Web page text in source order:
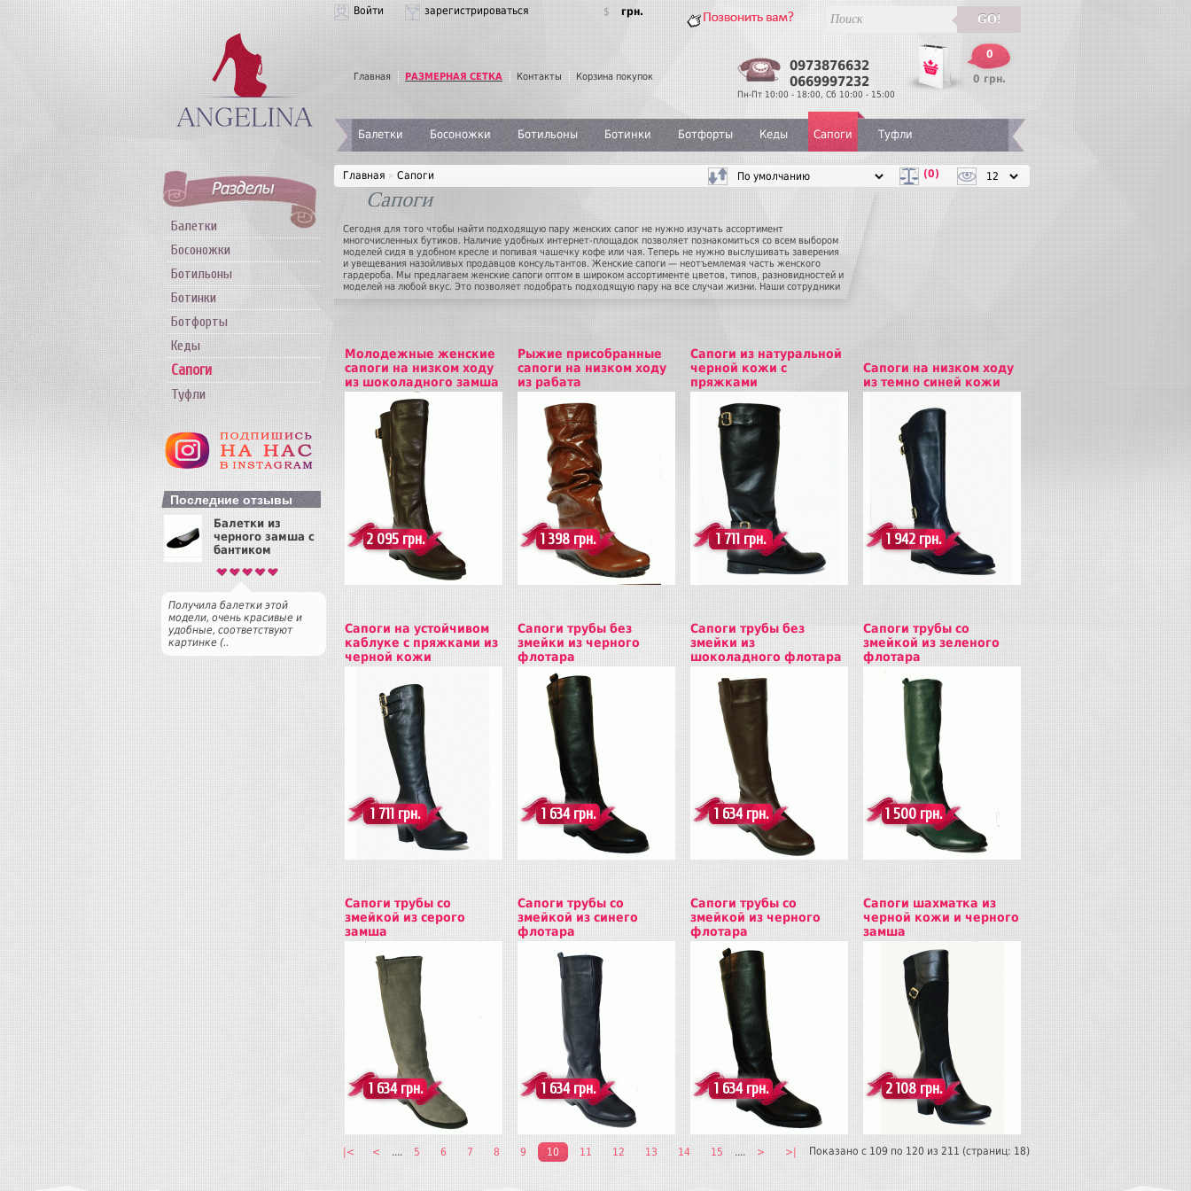
$ грн.
Перезвонить
0
0 грн.
GO!
Войти зарегистрироваться
0973876632
0669997232
Пн-Пт 10:00 - 18:00, Сб 10:00 - 15:00
Главная РАЗМЕРНАЯ СЕТКА Контакты Корзина покупок
Балетки Босоножки Ботильоны Ботинки Ботфорты Кеды Сапоги Туфли
Балетки
Босоножки
Ботильоны
Ботинки
Ботфорты
Кеды
Сапоги
Туфли
Последние отзывы
Балетки из
черного замша с
бантиком
Получила балетки этой
модели, очень красивые и
удобные, соответствуют
картинке (..
Главная » Сапоги (0)
Сапоги
Сегодня для того чтобы найти подходящую пару женских сапог не нужно изучать ассортимент
многочисленных бутиков. Наличие удобных интернет-площадок позволяет познакомиться со всем выбором
моделей сидя в удобном кресле и попивая чашечку кофе или чая. Теперь не нужно выслушивать заверения
и увещевания назойливых продавцов консультантов. Женские сапоги — неотъемлемая часть женского
гардероба. Мы предлагаем женские сапоги оптом в широком ассортименте цветов, типов, разновидностей и
моделей на любой вкус. Это позволяет подобрать подходящую пару на все случаи жизни. Наши сотрудники
предлагают женские сапоги оптом в ассортименте и постоянно следят за новыми трендами, предлагая
исключительный комфорт.
Молодежные женские
сапоги на низком ходу
из шоколадного замша
Купить
2 095 грн.
Рыжие присобранные
сапоги на низком ходу
из рабата
Купить
1 398 грн.
Сапоги из натуральной
черной кожи с
пряжками
Купить
1 711 грн.
Сапоги на низком ходу
из темно синей кожи
Купить
1 942 грн.
Сапоги на устойчивом
каблуке с пряжками из
черной кожи
Купить
1 711 грн.
Сапоги трубы без
змейки из черного
флотара
Купить
1 634 грн.
Сапоги трубы без
змейки из
шоколадного флотара
Купить
1 634 грн.
Сапоги трубы со
змейкой из зеленого
флотара
Купить
1 500 грн.
Сапоги трубы со
змейкой из серого
замша
Купить
1 634 грн.
Сапоги трубы со
змейкой из синего
флотара
Купить
1 634 грн.
Сапоги трубы со
змейкой из черного
флотара
Купить
1 634 грн.
Сапоги шахматка из
черной кожи и черного
замша
Купить
2 108 грн.
|< < .... 5 6 7 8 9 10 11 12 13 14 15 .... > >| Показано с 109 по 120 из 211 (страниц: 18)